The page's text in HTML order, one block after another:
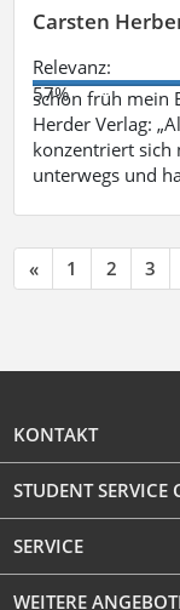
Carsten
Relevanz:
57%
schon früh mein
Herder Verlag:
konzentriert sich
unterwegs und
« 1 2 3
KONTAKT
STUDENT SERVICE
SERVICE
WEITERE